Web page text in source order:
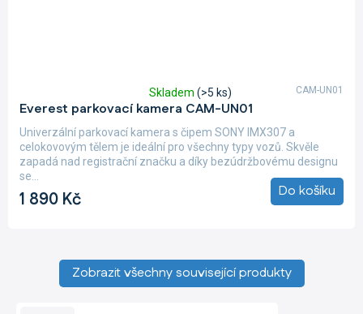
Everest parkovací kamera CAM-UN01
hodnocení
produktu
je
5,0
z
hvězdiček.
Skladem (>5 ks)
1 890 Kč Do košíku
Univerzální parkovací kamera s čipem SONY IMX307 a
celokovovým tělem je ideální pro všechny typy vozů. Skvěle
zapadá nad registrační značku a díky bezúdržbovému designu
se...
CAM-UN01
Zobrazit všechny související produkty